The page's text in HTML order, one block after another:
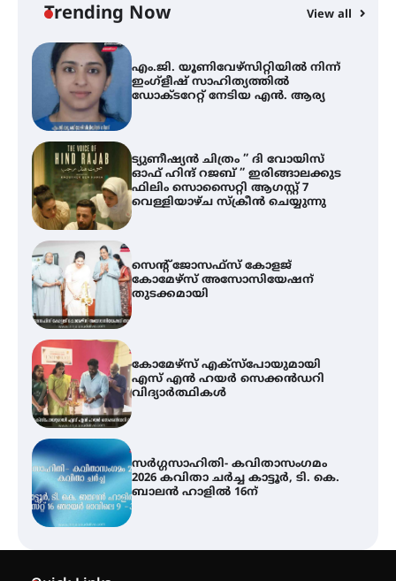
Trending Now View all
അവധി
എം.ജി. യൂണിവേഴ്‌സിറ്റിയിൽ നിന്ന്
ഇംഗ്ളീഷ് സാഹിത്യത്തിൽ
ഡോക്ടറേറ്റ് നേടിയ എൻ. ആര്യ
ട്യുണീഷ്യൻ ചിത്രം ” ദി വോയിസ്
ഓഫ് ഹിന്ദ് റജബ് ” ഇരിങ്ങാലക്കുട
ഫിലിം സൊസൈറ്റി ആഗസ്റ്റ് 7
വെള്ളിയാഴ്ച സ്‌ക്രീൻ ചെയ്യുന്നു
സെന്റ് ജോസഫ്സ് കോളജ്
കോമേഴ്‌സ് അസോസിയേഷന്
തുടക്കമായി
കോമേഴ്സ് എക്സ്പോയുമായി
എസ് എൻ ഹയർ സെക്കൻഡറി
വിദ്യാർത്ഥികൾ
സർഗ്ഗസാഹിതി- കവിതാസംഗമം
2026 കവിതാ ചർച്ച കാട്ടൂർ, ടി. കെ.
ബാലൻ ഹാളിൽ 16ന്